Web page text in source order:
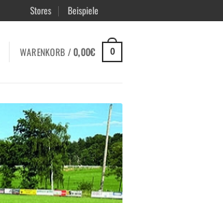
Stores Beispiele
WARENKORB /0,00€ 0